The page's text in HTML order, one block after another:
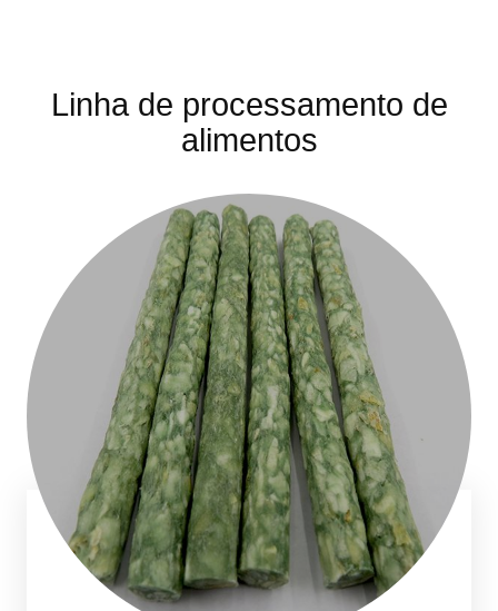
Linha de processamento de
alimentos